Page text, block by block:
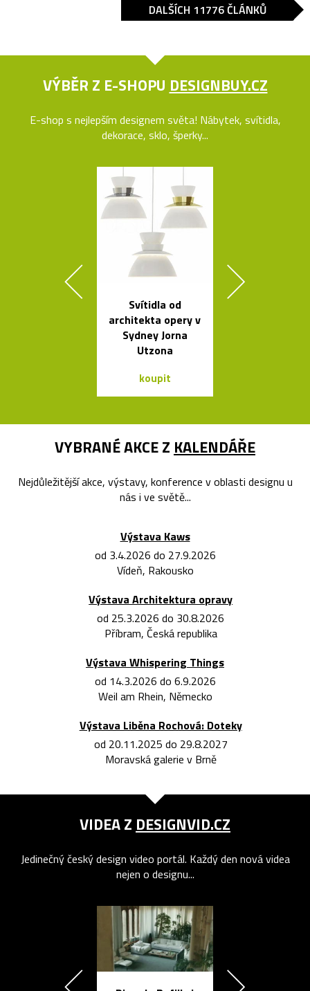
DALŠÍCH 11776 ČLÁNKŮ
VÝBĚR Z E-SHOPU DESIGNBUY.CZ
E-shop s nejlepším designem světa! Nábytek, svítidla,
dekorace, sklo, šperky...
Svítidla od
architekta opery v
Sydney Jorna
Utzona
koupit
VYBRANÉ AKCE Z KALENDÁŘE
Nejdůležitější akce, výstavy, konference v oblasti designu u
nás i ve světě...
Výstava Kaws
od 3.4.2026 do 27.9.2026
Vídeň, Rakousko
Výstava Architektura opravy
od 25.3.2026 do 30.8.2026
Příbram, Česká republika
Výstava Whispering Things
od 14.3.2026 do 6.9.2026
Weil am Rhein, Německo
Výstava Liběna Rochová: Doteky
od 20.11.2025 do 29.8.2027
Moravská galerie v Brně
VIDEA Z DESIGNVID.CZ
Jedinečný český design video portál. Každý den nová videa
nejen o designu...